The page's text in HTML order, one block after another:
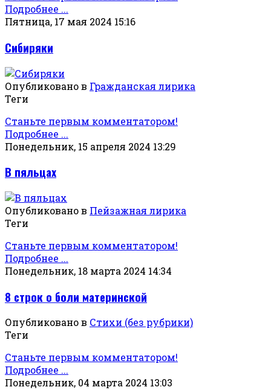
Подробнее ...
Пятница, 17 мая 2024 15:16
Сибиряки
Опубликовано в Гражданская лирика
Теги
Станьте первым комментатором!
Подробнее ...
Понедельник, 15 апреля 2024 13:29
В пяльцах
Опубликовано в Пейзажная лирика
Теги
Станьте первым комментатором!
Подробнее ...
Понедельник, 18 марта 2024 14:34
8 строк о боли материнской
Опубликовано в Стихи (без рубрики)
Теги
Станьте первым комментатором!
Подробнее ...
Понедельник, 04 марта 2024 13:03